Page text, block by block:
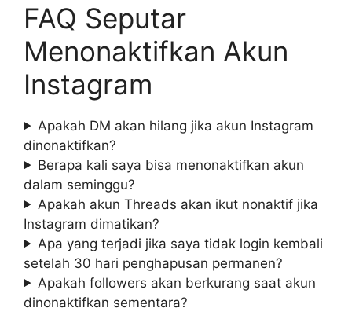
FAQ Seputar
Menonaktifkan Akun
Instagram
Apakah DM akan hilang jika akun Instagram
dinonaktifkan?
Berapa kali saya bisa menonaktifkan akun
dalam seminggu?
Apakah akun Threads akan ikut nonaktif jika
Instagram dimatikan?
Apa yang terjadi jika saya tidak login kembali
setelah 30 hari penghapusan permanen?
Apakah followers akan berkurang saat akun
dinonaktifkan sementara?